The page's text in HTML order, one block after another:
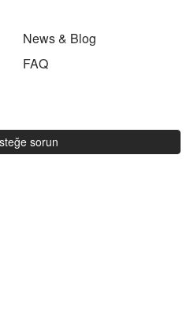
News & Blog
FAQ
sorun